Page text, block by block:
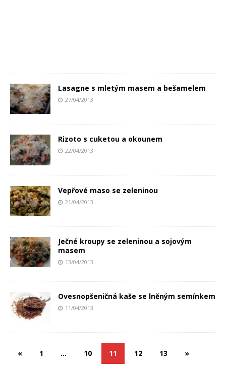
Lasagne s mletým masem a bešamelem
27/04/2013
Rizoto s cuketou a okounem
22/04/2013
Vepřové maso se zeleninou
21/04/2013
Ječné kroupy se zeleninou a sojovým
masem
13/04/2013
Ovesnopšeničná kaše se lněným semínkem
11/04/2013
« 1 … 10 11 12 13 »